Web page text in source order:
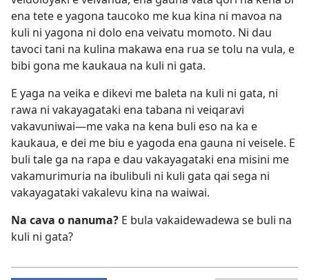
ena tete e yagona taucoko me kua kina ni mavoa na
kuli ni yagona ni dolo ena veivatu momoto. Ni dau
tavoci tani na kulina makawa ena rua se tolu na vula, e
bibi gona me kaukaua na kuli ni gata.
E yaga na veika e dikevi me baleta na kuli ni gata, ni
rawa ni vakayagataki ena tabana ni veiqaravi
vakavuniwai​—⁠me vaka na kena buli eso na ka e
kaukaua, e dei me biu e yagoda ena gauna ni veisele. E
buli tale ga na rapa e dau vakayagataki ena misini me
vakamurimuria na ibulibuli ni kuli gata qai sega ni
vakayagataki vakalevu kina na waiwai.
Na cava o nanuma? E bula vakaidewadewa se buli na
kuli ni gata?